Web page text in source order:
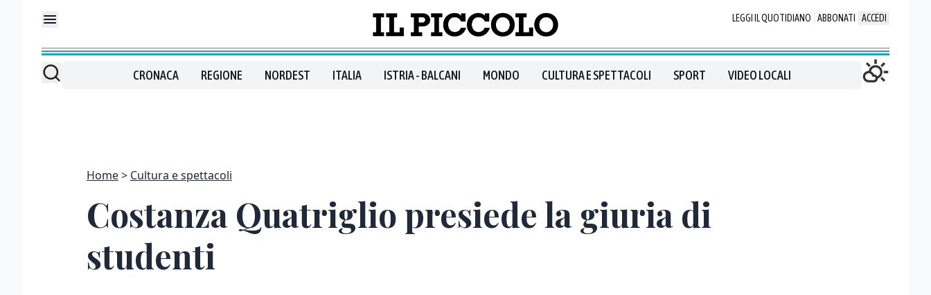
LEGGI IL QUOTIDIANO ABBONATI ACCEDI
CRONACA REGIONE NORDEST ITALIA ISTRIA - BALCANI MONDO CULTURA E SPETTACOLI SPORT VIDEO LOCALI
Home Cultura e spettacoli
Costanza Quatriglio presiede la giuria di
studenti